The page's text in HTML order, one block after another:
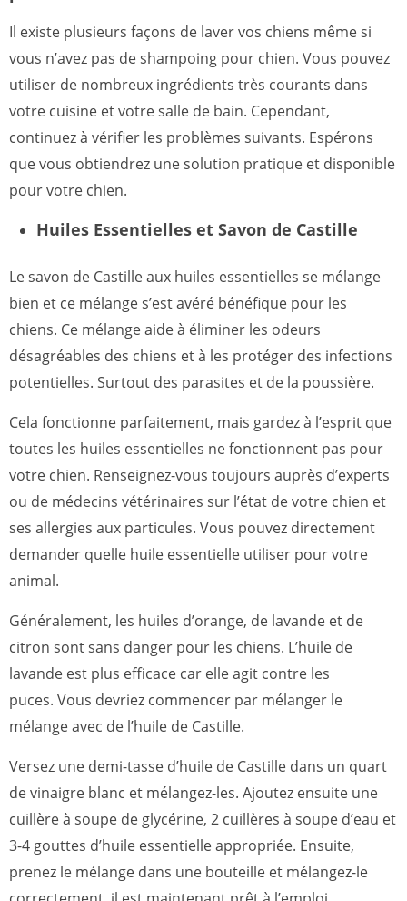
Il existe plusieurs façons de laver vos chiens même si
vous n’avez pas de shampoing pour chien. Vous pouvez
utiliser de nombreux ingrédients très courants dans
votre cuisine et votre salle de bain. Cependant,
continuez à vérifier les problèmes suivants. Espérons
que vous obtiendrez une solution pratique et disponible
pour votre chien.
Huiles Essentielles et Savon de Castille
Le savon de Castille aux huiles essentielles se mélange
bien et ce mélange s’est avéré bénéfique pour les
chiens. Ce mélange aide à éliminer les odeurs
désagréables des chiens et à les protéger des infections
potentielles. Surtout des parasites et de la poussière.
Cela fonctionne parfaitement, mais gardez à l’esprit que
toutes les huiles essentielles ne fonctionnent pas pour
votre chien. Renseignez-vous toujours auprès d’experts
ou de médecins vétérinaires sur l’état de votre chien et
ses allergies aux particules. Vous pouvez directement
demander quelle huile essentielle utiliser pour votre
animal.
Généralement, les huiles d’orange, de lavande et de
citron sont sans danger pour les chiens. L’huile de
lavande est plus efficace car elle agit contre les
puces. Vous devriez commencer par mélanger le
mélange avec de l’huile de Castille.
Versez une demi-tasse d’huile de Castille dans un quart
de vinaigre blanc et mélangez-les. Ajoutez ensuite une
cuillère à soupe de glycérine, 2 cuillères à soupe d’eau et
3-4 gouttes d’huile essentielle appropriée. Ensuite,
prenez le mélange dans une bouteille et mélangez-le